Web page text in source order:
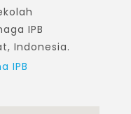
IPB
Indonesia.
IPB